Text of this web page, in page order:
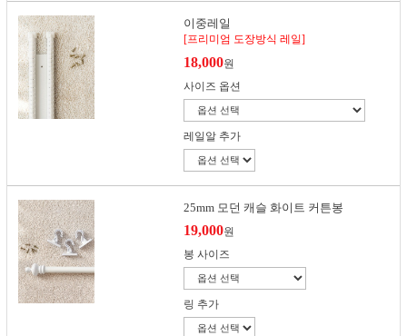
이중레일
[프리미엄 도장방식 레일]
18,000원
사이즈 옵션
레일알 추가
25mm 모던 캐슬 화이트 커튼봉
19,000원
봉 사이즈
링 추가